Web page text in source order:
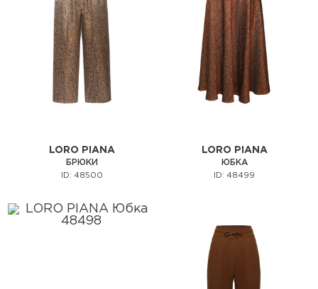
LORO PIANA
БРЮКИ
ID: 48500
LORO PIANA
ЮБКА
ID: 48499